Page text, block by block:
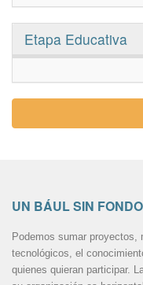
Etapa Educativa
UN BÁUL SIN FONDO
Podemos sumar proyectos,
tecnológicos, el
quienes quieran participar.